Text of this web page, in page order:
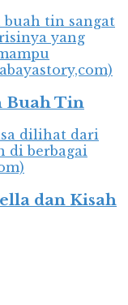
Buah Tin
dan Kisah